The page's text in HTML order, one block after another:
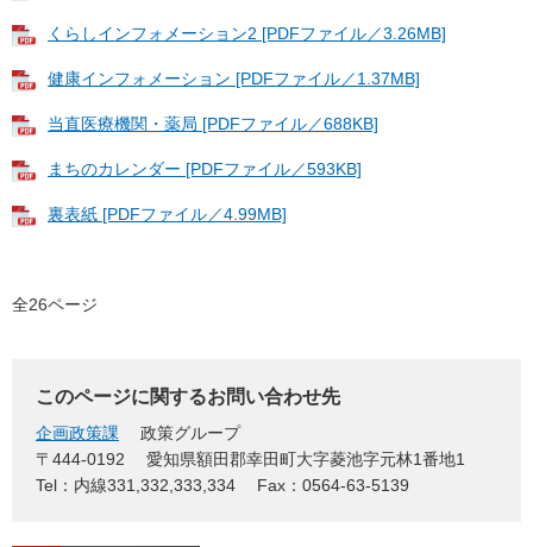
くらしインフォメーション2 [PDFファイル／3.26MB]
健康インフォメーション [PDFファイル／1.37MB]
当直医療機関・薬局 [PDFファイル／688KB]
まちのカレンダー [PDFファイル／593KB]
裏表紙 [PDFファイル／4.99MB]
全26ページ
このページに関するお問い合わせ先
企画政策課
政策グループ
〒444-0192
愛知県額田郡幸田町大字菱池字元林1番地1
Tel：内線331,332,333,334
Fax：0564-63-5139